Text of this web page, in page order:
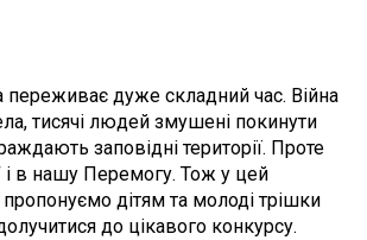
переживає дуже складний час. Війна
тисячі людей змушені покинути
заповідні території. Проте
в нашу Перемогу. Тож у цей
дітям та молоді трішки
до цікавого конкурсу.